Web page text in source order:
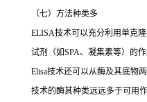
（七）方法种类多
ELISA技术可以充分利用单克
试剂（如SPA、凝集素等）的
Elisa技术还可以从酶及其底物
技术的酶其种类远远多于可用作